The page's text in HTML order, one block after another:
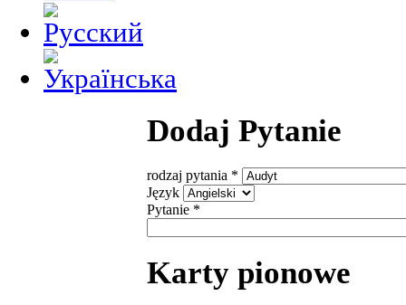
Dodaj Pytanie
rodzaj pytania *
Język
Pytanie *
Karty pionowe